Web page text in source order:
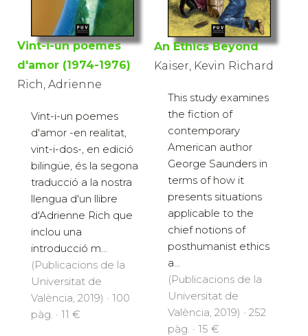
Vint-i-un poemes
d'amor (1974-1976)
Rich, Adrienne
Vint-i-un poemes
d'amor -en realitat,
vint-i-dos-, en edició
bilingüe, és la segona
traducció a la nostra
llengua d'un llibre
d'Adrienne Rich que
inclou una
introducció m...
(Publicacions de la
Universitat de
València, 2019) · 100
pàg. · 11 €
An Ethics Beyond
Kaiser, Kevin Richard
This study examines
the fiction of
contemporary
American author
George Saunders in
terms of how it
presents situations
applicable to the
chief notions of
posthumanist ethics
a...
(Publicacions de la
Universitat de
València, 2019) · 252
pàg. · 15 €